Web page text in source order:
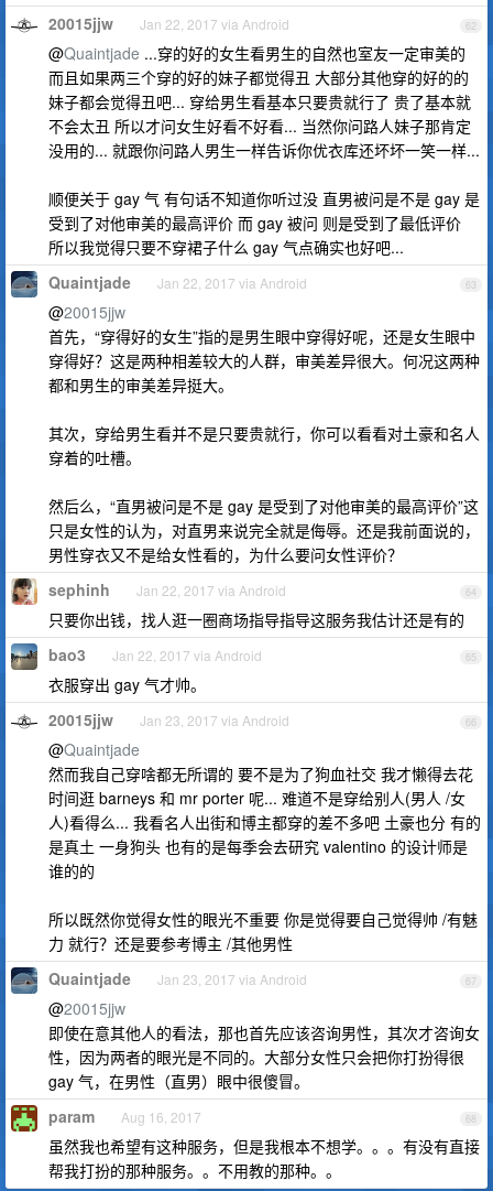
62
20015jjw Jan 22, 2017 via Android
@Quaintjade ...穿的好的女生看男生的自然也室友一定审美的
而且如果两三个穿的好的妹子都觉得丑 大部分其他穿的好的的
妹子都会觉得丑吧... 穿给男生看基本只要贵就行了 贵了基本就
不会太丑 所以才问女生好看不好看... 当然你问路人妹子那肯定
没用的... 就跟你问路人男生一样告诉你优衣库还坏坏一笑一样...
顺便关于 gay 气 有句话不知道你听过没 直男被问是不是 gay 是
受到了对他审美的最高评价 而 gay 被问 则是受到了最低评价
所以我觉得只要不穿裙子什么 gay 气点确实也好吧...
63
Quaintjade Jan 22, 2017 via Android
@20015jjw
首先，“穿得好的女生”指的是男生眼中穿得好呢，还是女生眼中
穿得好？这是两种相差较大的人群，审美差异很大。何况这两种
都和男生的审美差异挺大。
其次，穿给男生看并不是只要贵就行，你可以看看对土豪和名人
穿着的吐槽。
然后么，“直男被问是不是 gay 是受到了对他审美的最高评价”这
只是女性的认为，对直男来说完全就是侮辱。还是我前面说的，
男性穿衣又不是给女性看的，为什么要问女性评价？
64
sephinh Jan 22, 2017 via Android
只要你出钱，找人逛一圈商场指导指导这服务我估计还是有的
65
bao3 Jan 22, 2017 via Android
衣服穿出 gay 气才帅。
66
20015jjw Jan 23, 2017 via Android
@Quaintjade
然而我自己穿啥都无所谓的 要不是为了狗血社交 我才懒得去花
时间逛 barneys 和 mr porter 呢... 难道不是穿给别人(男人 /女
人)看得么... 我看名人出街和博主都穿的差不多吧 土豪也分 有的
是真土 一身狗头 也有的是每季会去研究 valentino 的设计师是
谁的的
所以既然你觉得女性的眼光不重要 你是觉得要自己觉得帅 /有魅
力 就行？还是要参考博主 /其他男性
67
Quaintjade Jan 23, 2017 via Android
@20015jjw
即使在意其他人的看法，那也首先应该咨询男性，其次才咨询女
性，因为两者的眼光是不同的。大部分女性只会把你打扮得很
gay 气，在男性（直男）眼中很傻冒。
68
param Aug 16, 2017
虽然我也希望有这种服务，但是我根本不想学。。。有没有直接
帮我打扮的那种服务。。不用教的那种。。